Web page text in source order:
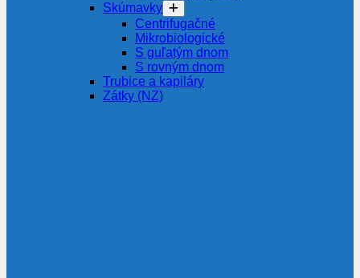
Skúmavky
Centrifugačné
Mikrobiologické
S guľatým dnom
S rovným dnom
Trubice a kapiláry
Zátky (NZ)